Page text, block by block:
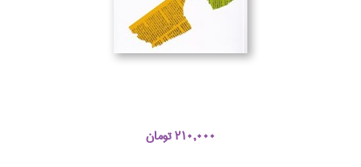
210,000 تومان